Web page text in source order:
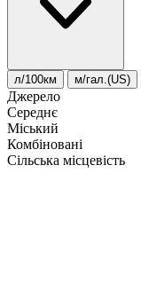
л/100км м/гал.(US)
Джерело
Середнє
Міський
Комбіновані
Сільська місцевість